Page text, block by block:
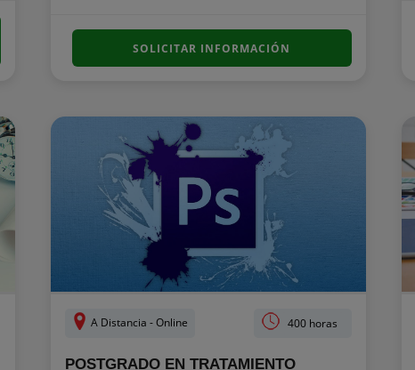
SOLICITAR INFORMACIÓN
A Distancia - Online 400 horas
POSTGRADO EN TRATAMIENTO